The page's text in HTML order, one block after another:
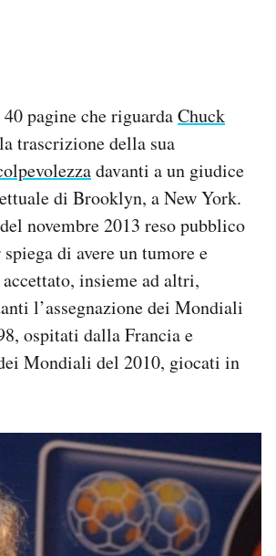
pagine che riguardaChuck
trascrizione della sua
davanti a un giudice
di Brooklyn, a New York.
novembre 2013 reso pubblico
di avere un tumore e
insieme ad altri,
l’assegnazione dei Mondiali
ospitati dalla Francia e
Mondiali del 2010, giocati in